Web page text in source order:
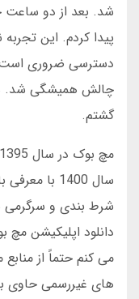
شد. بعد از دو ساعت
پیدا کردم. این
دسترسی ضروری
چالش همیشگی شد.
گشتم.
سال 1400 با
شرط بندی و سرگرمی
دانلود اپلیکیشن مچ
می کنم حتماً از منابع
های غیررسمی حاوی